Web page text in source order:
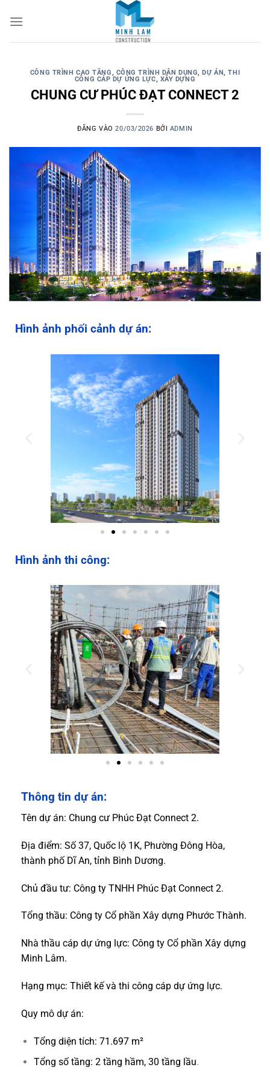
CÔNG TRÌNH CAO TẦNG, CÔNG TRÌNH DÂN DỤNG,DỰ ÁN,THI
CÔNG CÁP DỰ ỨNG LỰC, XÂY DỰNG
CHUNG CƯ PHÚC ĐẠT CONNECT 2
ĐĂNG VÀO20/03/2026 BỞI ADMIN
Hình ảnh phối cảnh dự án:
Hình ảnh thi công:
Thông tin dự án:
Tên dự án: Chung cư Phúc Đạt Connect 2.
Địa điểm: Số 37, Quốc lộ 1K, Phường Đông Hòa,
thành phố Dĩ An, tỉnh Bình Dương.
Chủ đầu tư: Công ty TNHH Phúc Đạt Connect 2.
Tổng thầu: Công ty Cổ phần Xây dựng Phước Thành.
Nhà thầu cáp dự ứng lực: Công ty Cổ phần Xây dựng
Minh Lâm.
Hạng mục: Thiết kế và thi công cáp dự ứng lực.
Quy mô dự án:
Tổng diện tích: 71.697 m²
Tổng số tầng: 2 tầng hầm, 30 tầng lầu.